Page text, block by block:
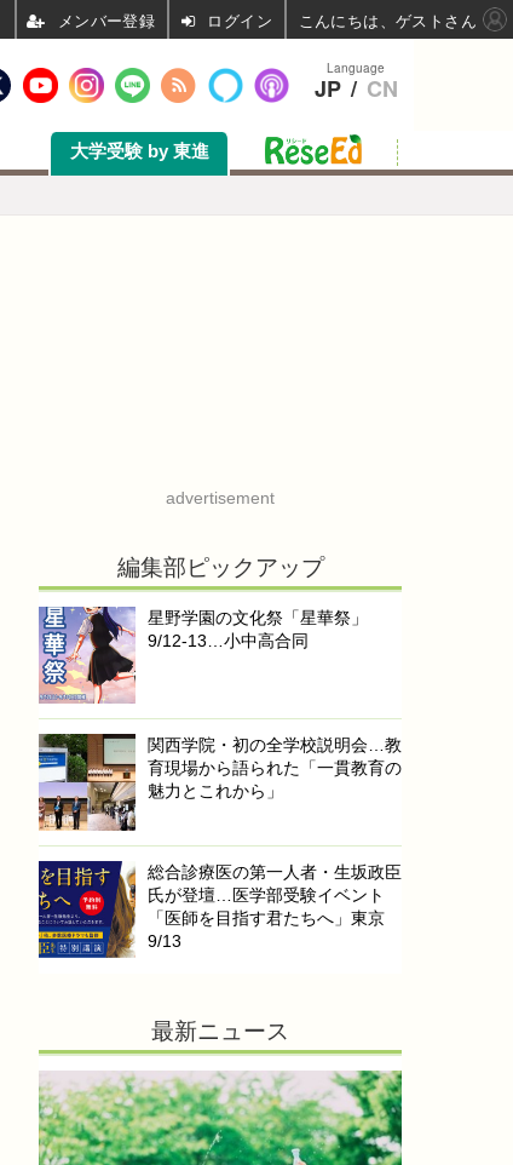
大学受験 by 東進
advertisement
編集部ピックアップ
星野学園の文化祭「星華祭」
9/12-13…小中高合同
関西学院・初の全学校説明会…教
育現場から語られた「一貫教育の
魅力とこれから」
総合診療医の第一人者・生坂政臣
氏が登壇…医学部受験イベント
「医師を目指す君たちへ」東京
9/13
最新ニュース
Language
JP / CN
ログイン こんにちは、ゲストさん